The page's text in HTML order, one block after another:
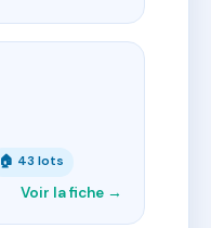
🏠 43 lots
Voir la fiche →